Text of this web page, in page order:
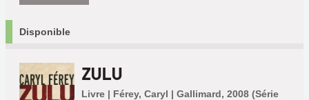
Disponible
ZULU
Livre | Férey, Caryl | Gallimard, 2008 (Série